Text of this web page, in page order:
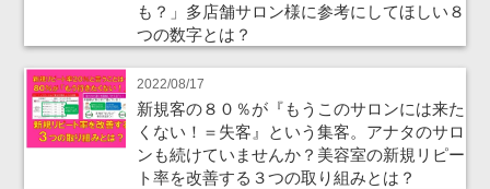
も？」多店舗サロン様に参考にしてほしい８
つの数字とは？
2022/08/17
新規客の８０％が『もうこのサロンには来た
くない！＝失客』という集客。アナタのサロ
ンも続けていませんか？美容室の新規リピー
ト率を改善する３つの取り組みとは？